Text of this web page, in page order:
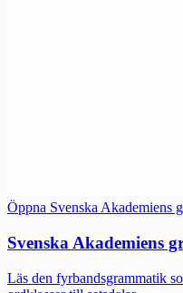
Öppna Svenska Akademiens
Svenska Akademiens
Läs den fyrbandsgrammatik